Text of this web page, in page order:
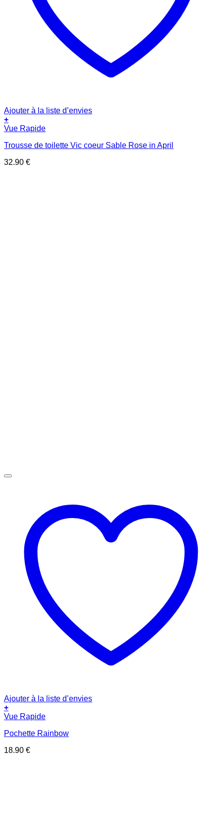
Ajouter à la liste d’envies
+
Vue Rapide
Trousse de toilette Vic coeur Sable Rose in April
32.90 €
Ajouter à la liste d’envies
+
Vue Rapide
Pochette Rainbow
18.90 €